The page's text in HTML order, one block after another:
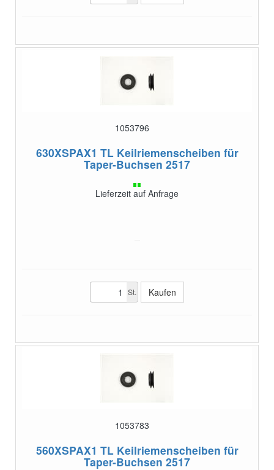
1053796
630XSPAX1 TL Keilriemenscheiben für
Taper-Buchsen 2517
Lieferzeit auf Anfrage
St.
1053783
560XSPAX1 TL Keilriemenscheiben für
Taper-Buchsen 2517